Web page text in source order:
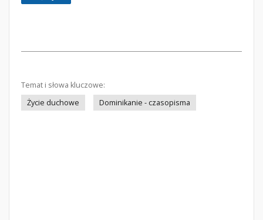
Temat i słowa kluczowe:
Życie duchowe
Dominikanie - czasopisma